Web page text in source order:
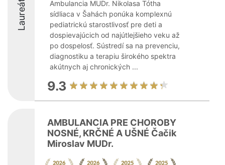
Laureáti
Ambulancia MUDr. Nikolasa Tótha
sídliaca v Šahách ponúka komplexnú
pediatrickú starostlivosť pre deti a
dospievajúcich od najútlejšieho veku až
po dospelosť. Sústredí sa na prevenciu,
diagnostiku a terapiu širokého spektra
akútnych aj chronických ...
9.3
AMBULANCIA PRE CHOROBY
NOSNÉ, KRČNÉ A UŠNÉ Čačik
Miroslav MUDr.